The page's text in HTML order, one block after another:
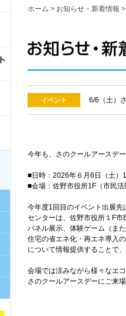
ホーム > お知らせ・新着情報
イベント 6/6（土）
今年も、さのクールアースデ
■日時：2026年６月6日（土）
■会場：佐野市役所1F（市民
今年度1回目のイベント出展先
センターは、佐野市役所１F市
パネル展示、体験ゲーム（ま
住宅の省エネ化・再エネ導入
について情報提供することで
会場では涼みながら様々なエ
さのクールアースデーにご来